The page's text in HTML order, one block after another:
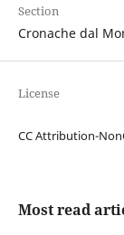
Section
Cronache dal
License
CC Attribution-
Most read